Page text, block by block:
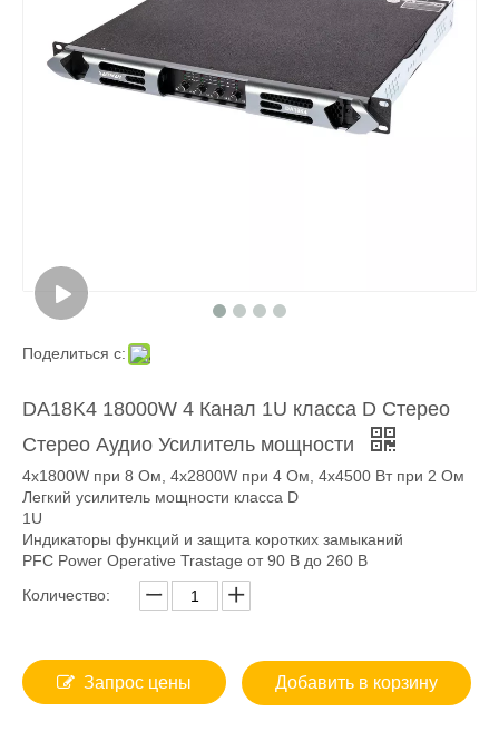
Поделиться с:
DA18K4 18000W 4 Канал 1U класса D Стерео
Стерео Аудио Усилитель мощности
4x1800W при 8 Ом, 4x2800W при 4 Ом, 4x4500 Вт при 2 Ом
Легкий усилитель мощности класса D
1U
Индикаторы функций и защита коротких замыканий
PFC Power Operative Trastage от 90 В до 260 В
Количество:
Запрос цены Добавить в корзину